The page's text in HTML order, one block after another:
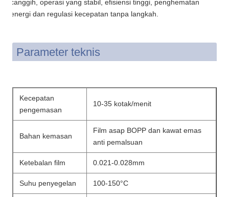
canggih, operasi yang stabil, efisiensi tinggi, penghematan
energi dan regulasi kecepatan tanpa langkah.
Parameter teknis
Kecepatan
pengemasan
10-35 kotak/menit
Bahan kemasan
Film asap BOPP dan kawat emas
anti pemalsuan
Ketebalan film 0.021-0.028mm
Suhu penyegelan 100-150°C